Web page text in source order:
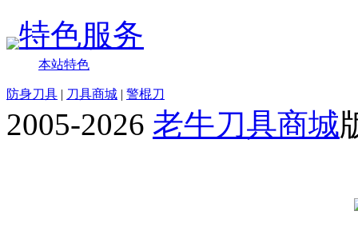
特色服务
本站特色
防身刀具 | 刀具商城 | 警棍刀
2005-2026 老牛刀具商城